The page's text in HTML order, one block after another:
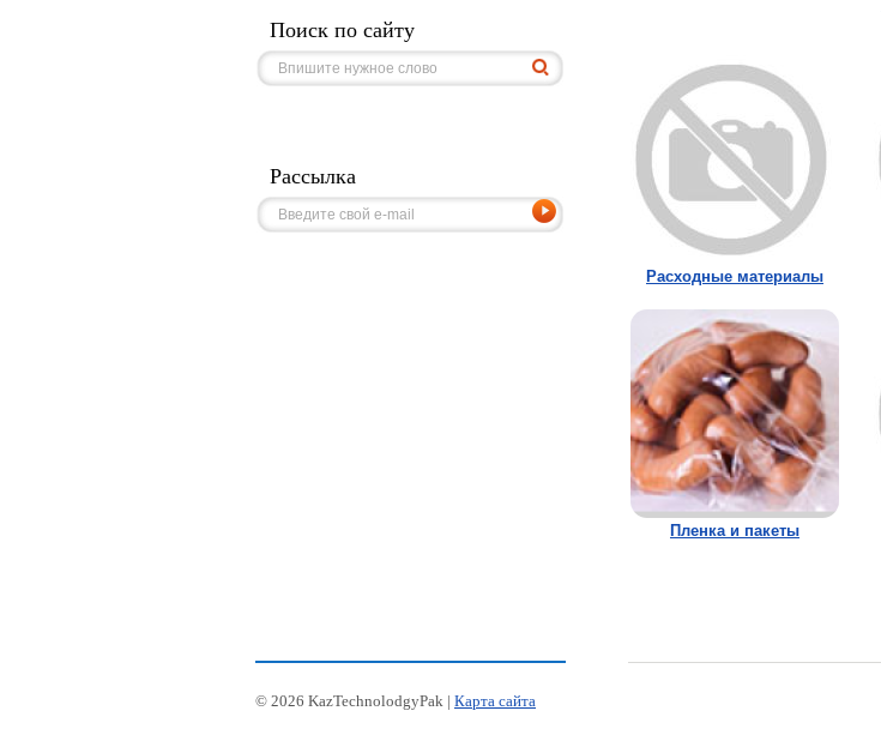
Расходные материалы
Пленка и пакеты
Поиск по сайту
Рассылка
© 2026 KazTechnolodgyPak | Карта сайта